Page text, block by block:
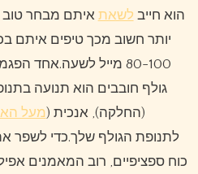
הוא חייב לשאת איתם מבחר טוב
יותר חשוב מכך טיפים איתם
80-100 מייל לשעה.אחד
גולף חובבים הוא תנועה
(החלקה), אנכית (מעל
לתנופת הגולף שלך.כדי לשפר
כוח ספציפיים, רוב המאמנים